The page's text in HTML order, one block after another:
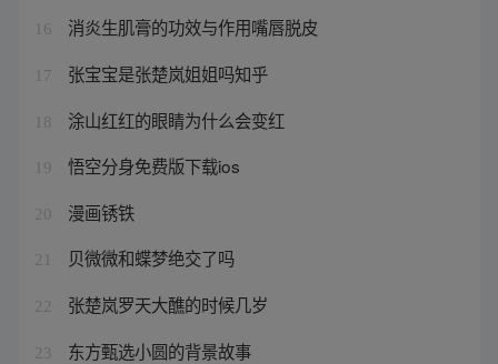
16 消炎生肌膏的功效与作用嘴唇脱皮
17 张宝宝是张楚岚姐姐吗知乎
18 涂山红红的眼睛为什么会变红
19 悟空分身免费版下载ios
20 漫画锈铁
21 贝微微和蝶梦绝交了吗
22 张楚岚罗天大醮的时候几岁
23 东方甄选小圆的背景故事